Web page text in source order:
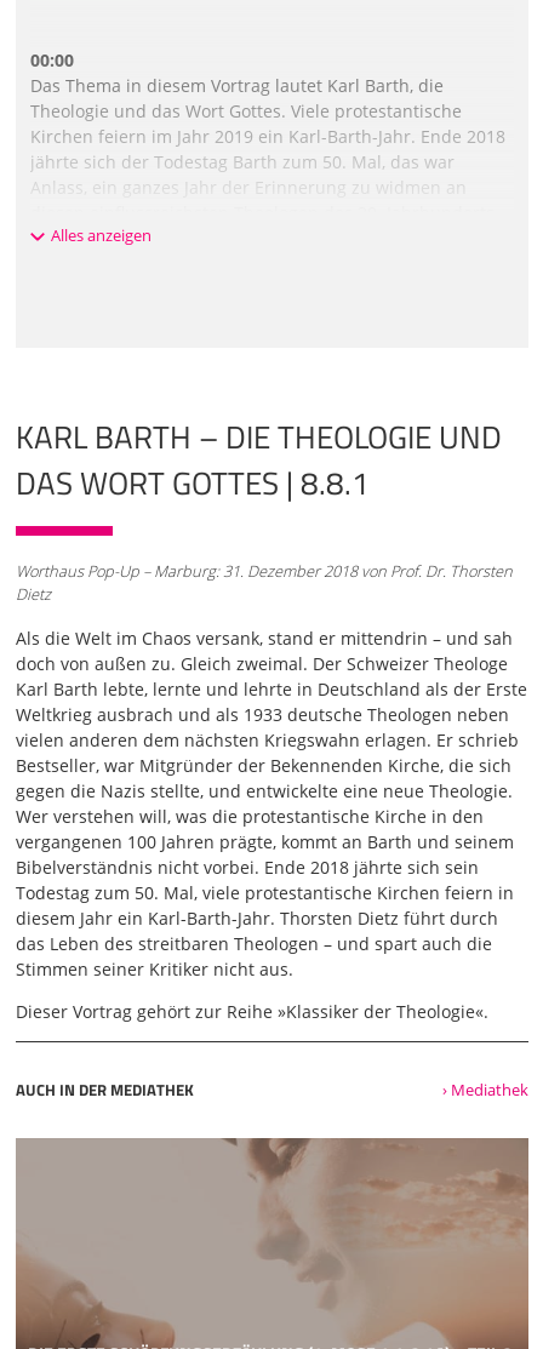
00:00
Das Thema in diesem Vortrag lautet Karl Barth, die
Theologie und das Wort Gottes. Viele protestantische
Kirchen feiern im Jahr 2019 ein Karl-Barth-Jahr. Ende 2018
jährte sich der Todestag Barth zum 50. Mal, das war
Anlass, ein ganzes Jahr der Erinnerung zu widmen an
Ganze Fachergenerationen wurden in der Deutschland
01:03
sich an theologische Entwürfe an, mit denen Karl Barth
abgelehnt hat. Es ist daher schlicht unmöglich, auch nur
einigermaßen zu verstehen, was die Theologie der letzten
hundert Jahre beschäftigt hat, ohne sich ausführlich mit
ein Karl-Barth-Jahr, zehn Jahre Reformation, da kann ein
Jahr Karl Barth nicht übertrieben sein. Und ich möchte in
diesem Vortrag eine kleine Hinführung zu Barth geben, ein
Theologe, der auch für Nicht-Theologen, denke ich,
interessant sein kann. Jetzt hat Karl Barth extrem viel
geschrieben, Zehntausende von Seiten, das in einer
Vorlesung hineinzupacken ist nicht so einfach, darum
diese ganz klare thematische Zuspitzung, die Theologie
und das Wort Gottes. Und ich möchte
02:00
beginnen mit einem berühmten Zitat von Karl Barth, an
dem man sich viel zu dieser Frage klarmachen kann. Karl
Barth formulierte Anfang der 1920er Jahre mal folgende
sind aber Menschen und können als solche nicht von Gott
reden. Wir sollen beides, unser Sollen und unser Nicht-
Gehen wir diesen Sätzen entlang. Es beginnt ja erstmal
Theologen von Gott reden, sagt ein Theologe, der viele
Jahre studiert hat, Theologiestudium, danach eine Zeit lang
in der Wissenschaft geblieben, in einer theologischen
Zeitschrift mitgearbeitet, wissenschaftlich publiziert, dann
in die Gemeinde gegangen, zehn Jahre Gemeindedienst.
Nach über 20 Jahren Theologie kommt er zur Erkenntnis,
wir sollen als
03:02
Alles anzeigen
KARL BARTH – DIE THEOLOGIE UND
DAS WORT GOTTES | 8.8.1
Worthaus Pop-Up – Marburg: 31. Dezember 2018 von Prof. Dr. Thorsten
Dietz
Als die Welt im Chaos versank, stand er mittendrin – und sah
doch von außen zu. Gleich zweimal. Der Schweizer Theologe
Karl Barth lebte, lernte und lehrte in Deutschland als der Erste
Weltkrieg ausbrach und als 1933 deutsche Theologen neben
vielen anderen dem nächsten Kriegswahn erlagen. Er schrieb
Bestseller, war Mitgründer der Bekennenden Kirche, die sich
gegen die Nazis stellte, und entwickelte eine neue Theologie.
Wer verstehen will, was die protestantische Kirche in den
vergangenen 100 Jahren prägte, kommt an Barth und seinem
Bibelverständnis nicht vorbei. Ende 2018 jährte sich sein
Todestag zum 50. Mal, viele protestantische Kirchen feiern in
diesem Jahr ein Karl-Barth-Jahr. Thorsten Dietz führt durch
das Leben des streitbaren Theologen – und spart auch die
Stimmen seiner Kritiker nicht aus.
Dieser Vortrag gehört zur Reihe »Klassiker der Theologie«.
AUCH IN DER MEDIATHEK › Mediathek